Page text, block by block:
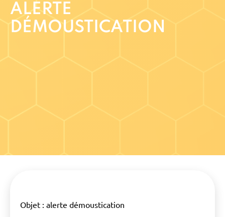
ALERTE
DÉMOUSTICATION
Objet : alerte démoustication